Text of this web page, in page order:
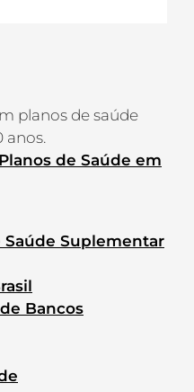
planos de saúde
anos.
Planos de Saúde em
Suplementar
Bancos